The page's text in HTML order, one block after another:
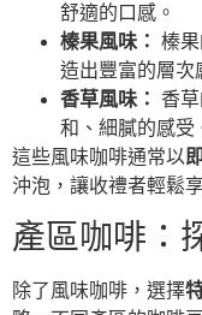
舒適的口感。
榛果風味： 榛
造出豐富的層次
香草風味： 香
和、細膩的感受
這些風味咖啡通常以
沖泡，讓收禮者輕鬆
產區咖啡：
除了風味咖啡，選擇